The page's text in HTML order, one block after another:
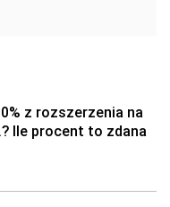
z rozszerzenia na
Ile procent to zdana